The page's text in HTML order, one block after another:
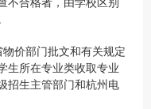
价部门批文和有关规定
生所在专业类收取专业
招生主管部门和杭州电